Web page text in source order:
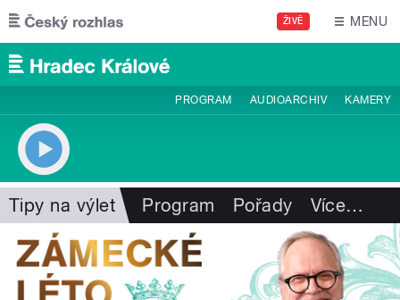
Přejít k hlavnímu obsahu
ŽIVĚ MENU
PROGRAM AUDIOARCHIV KAMERY
Tipy na výlet Program Pořady Více…